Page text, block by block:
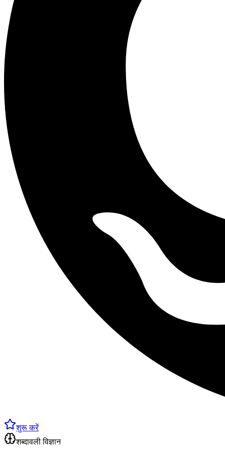
शुरू करें
शब्दावली विज्ञान